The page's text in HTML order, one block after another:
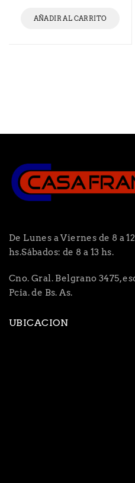
AÑADIR AL CARRITO
De Lunes a Viernes de 8 a
hs.Sábados: de 8 a 13 hs.
Cno. Gral. Belgrano 3475,
Pcia. de Bs. As.
UBICACION